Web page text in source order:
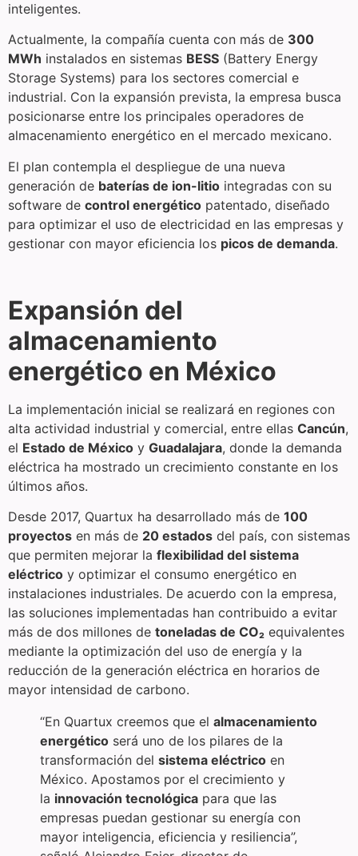
inteligentes.
Actualmente, la compañía cuenta con más de 300
MWh instalados en sistemas BESS (Battery Energy
Storage Systems) para los sectores comercial e
industrial. Con la expansión prevista, la empresa busca
posicionarse entre los principales operadores de
almacenamiento energético en el mercado mexicano.
El plan contempla el despliegue de una nueva
generación de baterías de ion-litio integradas con su
software de control energético patentado, diseñado
para optimizar el uso de electricidad en las empresas y
gestionar con mayor eficiencia los picos de demanda.
Expansión del
almacenamiento
energético en México
La implementación inicial se realizará en regiones con
alta actividad industrial y comercial, entre ellas Cancún,
el Estado de México y Guadalajara, donde la demanda
eléctrica ha mostrado un crecimiento constante en los
últimos años.
Desde 2017, Quartux ha desarrollado más de 100
proyectos en más de 20 estados del país, con sistemas
que permiten mejorar la flexibilidad del sistema
eléctrico y optimizar el consumo energético en
instalaciones industriales. De acuerdo con la empresa,
las soluciones implementadas han contribuido a evitar
más de dos millones de toneladas de CO₂ equivalentes
mediante la optimización del uso de energía y la
reducción de la generación eléctrica en horarios de
mayor intensidad de carbono.
“En Quartux creemos que el almacenamiento
energético será uno de los pilares de la
transformación del sistema eléctrico en
México. Apostamos por el crecimiento y
la innovación tecnológica para que las
empresas puedan gestionar su energía con
mayor inteligencia, eficiencia y resiliencia”,